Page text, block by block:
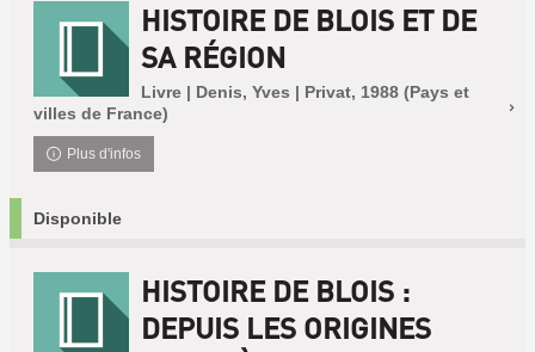
HISTOIRE DE BLOIS ET DE
SA RÉGION
Livre | Denis, Yves | Privat, 1988 (Pays et
villes de France)
Plus d'infos
Disponible
HISTOIRE DE BLOIS :
DEPUIS LES ORIGINES